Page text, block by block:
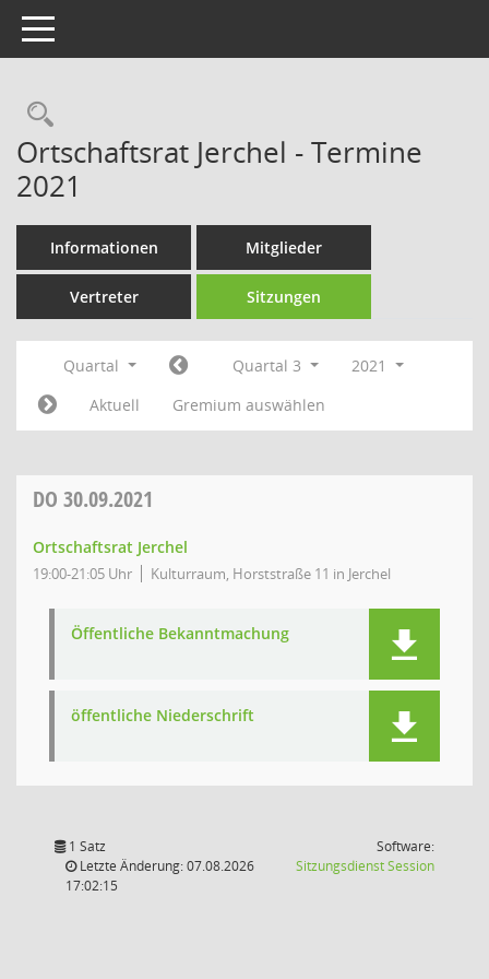
Toggle navigation
Rechercheauswahl
Ortschaftsrat Jerchel - Termine
2021
Informationen Mitglieder
Vertreter Sitzungen
Quartal Quartal 3
2021
Aktuell
Gremium auswählen
DO 30.09.2021
Ortschaftsrat Jerchel
19:00-21:05 Uhr Kulturraum, Horststraße 11 in Jerchel
Öffentliche Bekanntmachung
öffentliche Niederschrift
1 Satz
Letzte Änderung: 07.08.2026
17:02:15
Software:
SitzungsdienstSession(Wird in